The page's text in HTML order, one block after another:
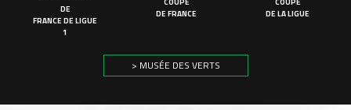
DE
FRANCE DE LIGUE
1
DE FRANCE
DE LA LIGUE
> MUSÉE DES VERTS